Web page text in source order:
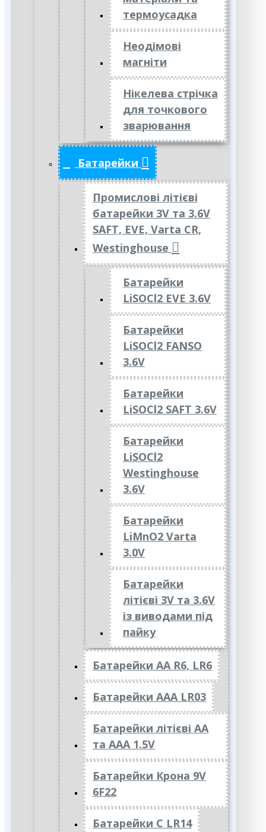
термоусадка
Неодімові
магніти
Нікелева стрічка
для точкового
зварювання
Батарейки
Промислові літієві
батарейки 3V та 3.6V
SAFT, EVE, Varta CR,
Westinghouse
Батарейки
LiSOCl2 EVE 3.6V
Батарейки
LiSOCl2 FANSO
3.6V
Батарейки
LiSOCl2 SAFT 3.6V
Батарейки
LiSOCl2
Westinghouse
3.6V
Батарейки
LiMnO2 Varta
3.0V
Батарейки
літієві 3V та 3.6V
із виводами під
пайку
Батарейки АА R6, LR6
Батарейки АAА LR03
Батарейки літієві АА
та ААА 1.5V
Батарейки Крона 9V
6F22
Батарейки C LR14